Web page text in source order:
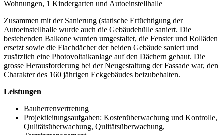
Wohnungen, 1 Kindergarten und Autoeinstellhalle
Zusammen mit der Sanierung (statische Ertüchtigung der
Autoeinstellhalle wurde auch die Gebäudehülle saniert. Die
bestehenden Balkone wurden umgestaltet, die Fenster und Rolläden
ersetzt sowie die Flachdächer der beiden Gebäude saniert und
zusätzlich eine Photovoltaikanlage auf den Dächern gebaut. Die
grosse Herausforderung bei der Neugestaltung der Fassade war, den
Charakter des 160 jährigen Eckgebäudes beizubehalten.
Leistungen
Bauherrenvertretung
Projektleitungsaufgaben: Kostenüberwachung und Kontrolle,
Qulitätsüberwachung, Qulitätsüberwachung,